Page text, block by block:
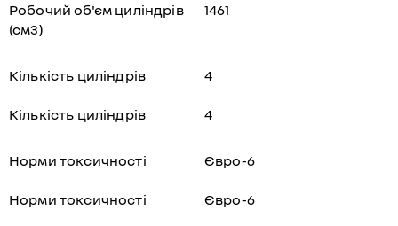
Робочий об'єм циліндрів
(см3)
1461
Кількість циліндрів 4
Кількість циліндрів 4
Норми токсичності Євро-6
Норми токсичності Євро-6